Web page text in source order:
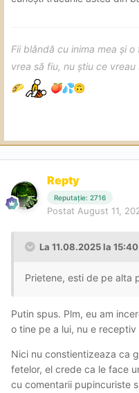
Fii blândă cu inima mea și
vrea să fiu, nu știu ce
🌮
🍑💦🙃
Repty
Reputație: 2716
Postat August 11,
La 11.08.2025 la
Prietene, esti de pe alta
Putin spus. Plm, eu am
o tine pe a lui, nu e receptiv
Nici nu constientizeaza ca
fetelor, el crede ca le face
cu comentarii pupincuriste